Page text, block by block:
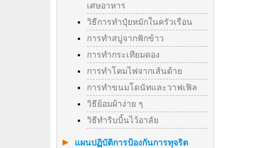
เศษอาหาร
วิธีการทำปุ๋ยหมักในครัวเรือน
การทำสบู่จากฟักข้าว
การทำกระเทียมดอง
การทำโคมไฟจากเส้นด้าย
การทำขนมโดนัทและวาฟเฟิล
วิธีย้อมผ้าง่าย ๆ
วิธีทําริบบิ้นไว้อาลัย
แผนปฏิบัติการป้องกันการทุจริต